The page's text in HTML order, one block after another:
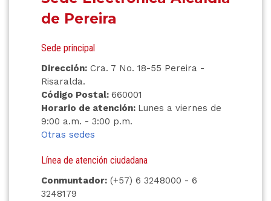
de Pereira
Sede principal
Dirección:Cra. 7 No. 18-55 Pereira -
Risaralda.
Código Postal: 660001
Horario de atención: Lunes a viernes de
9:00 a.m. - 3:00 p.m.
Otras sedes
Línea de atención ciudadana
Conmuntador:(+57) 6 3248000 - 6
3248179